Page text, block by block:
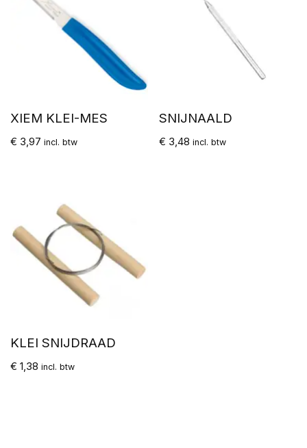
XIEM KLEI-MES
€ 3,97 incl. btw
SNIJNAALD
€ 3,48 incl. btw
KLEI SNIJDRAAD
€ 1,38 incl. btw